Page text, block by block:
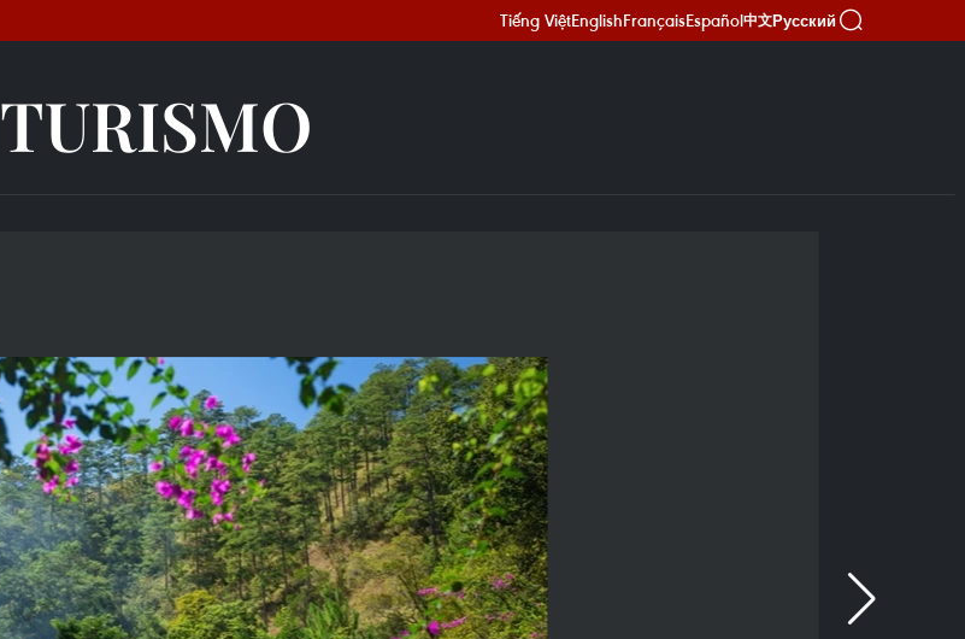
Tiếng ViệtEnglishFrançaisEspañol中文Русский
TURISMO